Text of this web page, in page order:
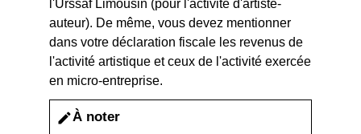
l'Urssaf Limousin (pour l'activité d'artiste-
auteur). De même, vous devez mentionner
dans votre déclaration fiscale les revenus de
l'activité artistique et ceux de l'activité exercée
en micro-entreprise.
editÀ noter